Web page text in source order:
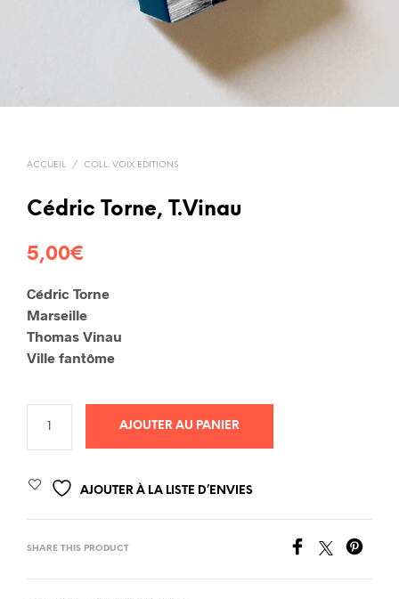
ACCUEIL / COLL. VOIX EDITIONS
Cédric Torne, T.Vinau
5,00€
Cédric Torne
Marseille
Thomas Vinau
Ville fantôme
AJOUTER AU PANIER
AJOUTER À LA LISTE D’ENVIES
SHARE THIS PRODUCT